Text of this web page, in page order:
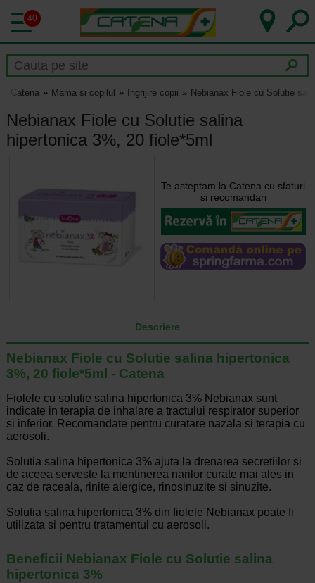
40
Catena Mama si copilul Ingrijire copii Nebianax Fiole cu Solutie
Nebianax Fiole cu Solutie salina
hipertonica 3%, 20 fiole*5ml
Te asteptam la Catena cu sfaturi
si recomandari
Descriere
Nebianax Fiole cu Solutie salina hipertonica
3%, 20 fiole*5ml - Catena
Fiolele cu solutie salina hipertonica 3% Nebianax sunt
indicate in terapia de inhalare a tractului respirator superior
si inferior. Recomandate pentru curatare nazala si terapia cu
aerosoli.
Solutia salina hipertonica 3% ajuta la drenarea secretiilor si
de aceea serveste la mentinerea narilor curate mai ales in
caz de raceala, rinite alergice, rinosinuzite si sinuzite.
Solutia salina hipertonica 3% din fiolele Nebianax poate fi
utilizata si pentru tratamentul cu aerosoli.
Beneficii Nebianax Fiole cu Solutie salina
hipertonica 3%